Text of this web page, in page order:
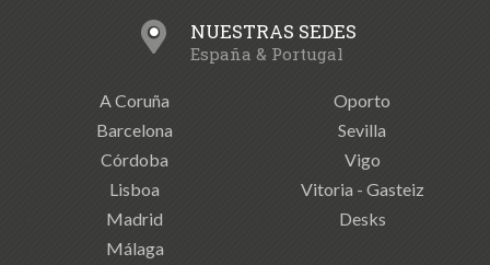
NUESTRAS SEDES
España & Portugal
A Coruña
Barcelona
Córdoba
Lisboa
Madrid
Málaga
Oporto
Sevilla
Vigo
Vitoria - Gasteiz
Desks